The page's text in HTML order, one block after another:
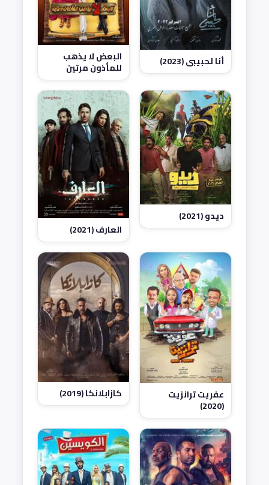
أنا لحبيبي (2023) البعض لا يذهب
للمأذون مرتين
(2021)
ديدو (2021)
العارف (2021)
عفريت ترانزيت
(2020)
كازابلانكا (2019)